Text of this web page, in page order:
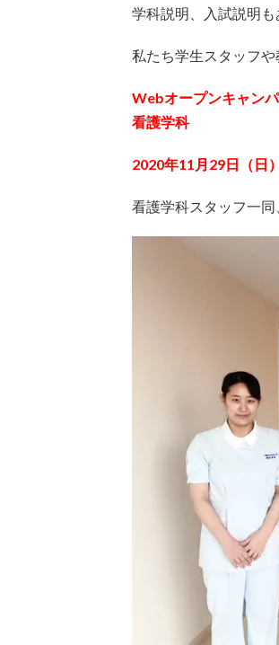
学科説明、入試説明も
私たち学生スタッフ
Webオープンキャン
看護学科
2020年11月29日（日
看護学科スタッフ一